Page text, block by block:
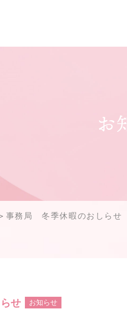
お
事務局 冬季休暇のおしらせ
せ お知らせ